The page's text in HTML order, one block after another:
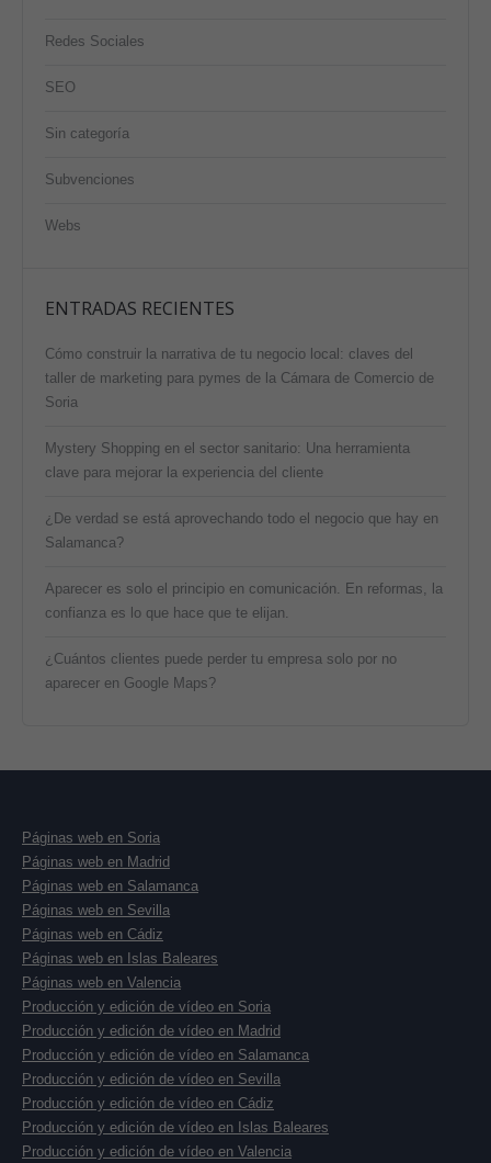
Redes Sociales
SEO
Sin categoría
Subvenciones
Webs
ENTRADAS RECIENTES
Cómo construir la narrativa de tu negocio local: claves del
taller de marketing para pymes de la Cámara de Comercio de
Soria
Mystery Shopping en el sector sanitario: Una herramienta
clave para mejorar la experiencia del cliente
¿De verdad se está aprovechando todo el negocio que hay en
Salamanca?
Aparecer es solo el principio en comunicación. En reformas, la
confianza es lo que hace que te elijan.
¿Cuántos clientes puede perder tu empresa solo por no
aparecer en Google Maps?
Páginas web en Soria
Páginas web en Madrid
Páginas web en Salamanca
Páginas web en Sevilla
Páginas web en Cádiz
Páginas web en Islas Baleares
Páginas web en Valencia
Producción y edición de vídeo en Soria
Producción y edición de vídeo en Madrid
Producción y edición de vídeo en Salamanca
Producción y edición de vídeo en Sevilla
Producción y edición de vídeo en Cádiz
Producción y edición de vídeo en Islas Baleares
Producción y edición de vídeo en Valencia